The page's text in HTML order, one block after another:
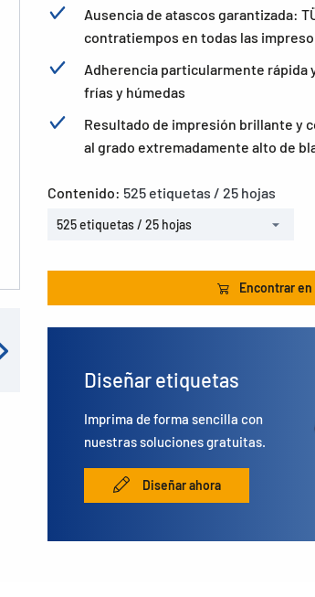
Ausencia de atascos garantizada:
contratiempos en todas las
Adherencia particularmente rápida
frías y húmedas
Resultado de impresión brillante y
al grado extremadamente alto de
Contenido: 525 etiquetas / 25 hojas
525 etiquetas / 25 hojas
Encontrar
Diseñar etiquetas
Imprima de forma sencilla con
nuestras soluciones gratuitas.
Diseñar ahora